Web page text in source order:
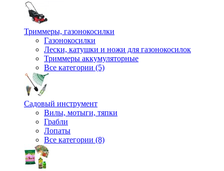
Триммеры, газонокосилки
Газонокосилки
Лески, катушки и ножи для газонокосилок
Триммеры аккумуляторные
Все категории (5)
Садовый инструмент
Вилы, мотыги, тяпки
Грабли
Лопаты
Все категории (8)